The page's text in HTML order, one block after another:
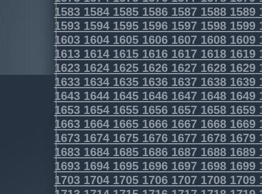
1583158415851586158715881589
1593159415951596159715981599
1603160416051606160716081609
1613161416151616161716181619
1623162416251626162716281629
1633163416351636163716381639
1643164416451646164716481649
1653165416551656165716581659
1663166416651666166716681669
1673167416751676167716781679
1683168416851686168716881689
1693169416951696169716981699
1703170417051706170717081709